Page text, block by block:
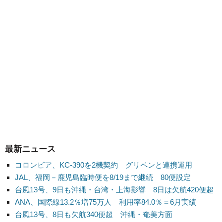
最新ニュース
コロンビア、KC-390を2機契約 グリペンと連携運用
JAL、福岡－鹿児島臨時便を8/19まで継続 80便設定
台風13号、9日も沖縄・台湾・上海影響 8日は欠航420便超
ANA、国際線13.2％増75万人 利用率84.0％＝6月実績
台風13号、8日も欠航340便超 沖縄・奄美方面